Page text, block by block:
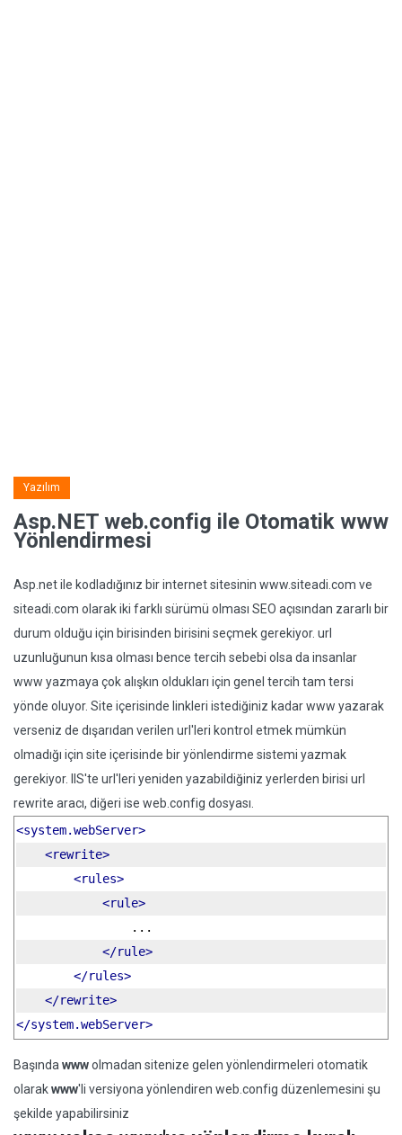
Yazılım
Asp.NET web.config ile Otomatik www
Yönlendirmesi
Asp.net ile kodladığınız bir internet sitesinin www.siteadi.com ve
siteadi.com olarak iki farklı sürümü olması SEO açısından zararlı bir
durum olduğu için birisinden birisini seçmek gerekiyor. url
uzunluğunun kısa olması bence tercih sebebi olsa da insanlar
www yazmaya çok alışkın oldukları için genel tercih tam tersi
yönde oluyor. Site içerisinde linkleri istediğiniz kadar www yazarak
verseniz de dışarıdan verilen url'leri kontrol etmek mümkün
olmadığı için site içerisinde bir yönlendirme sistemi yazmak
gerekiyor. IIS'te url'leri yeniden yazabildiğiniz yerlerden birisi url
rewrite aracı, diğeri ise web.config dosyası.
<system.webServer>
<rewrite>
<rules>
<rule>
                ...
</rule>
</rules>
</rewrite>
</system.webServer>
Başında wwwolmadan sitenize gelen yönlendirmeleri otomatik
olarakwww'li versiyona yönlendiren web.config düzenlemesini şu
şekilde yapabilirsiniz